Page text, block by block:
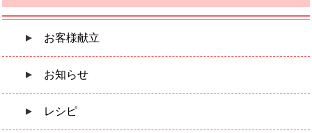
お客様献立
お知らせ
レシピ